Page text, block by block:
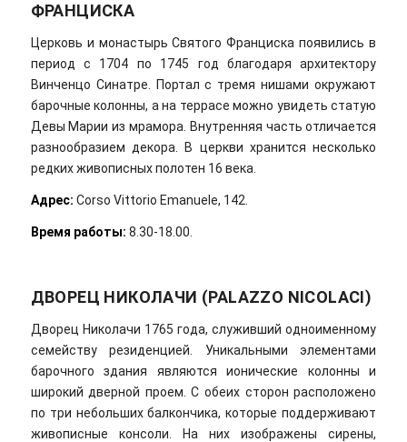
ФРАНЦИСКА
Церковь и монастырь Святого Франциска появились в
период с 1704 по 1745 год благодаря архитектору
Винченцо Синатре. Портал с тремя нишами окружают
барочные колонны, а на террасе можно увидеть статую
Девы Марии из мрамора. Внутренняя часть отличается
разнообразием декора. В церкви хранится несколько
редких живописных полотен 16 века.
Адрес: Corso Vittorio Emanuele, 142.
Время работы: 8.30-18.00.
ДВОРЕЦ НИКОЛАЧИ (PALAZZO NICOLACI)
Дворец Николачи 1765 года, служивший одноименному
семейству резиденцией. Уникальными элементами
барочного здания являются ионические колонны и
широкий дверной проем. С обеих сторон расположено
по три небольших балкончика, которые поддерживают
живописные консоли. На них изображены сирены,